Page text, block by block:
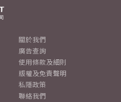
關於我們
廣告查詢
使用條款及細則
版權及免責聲明
私隱政策
聯絡我們